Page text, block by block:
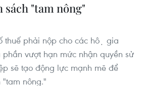
"tam nông"
thuế phải nộp cho các hộ gia
vượt hạn mức nhận quyền sử
sẽ tạo động lực mạnh mẽ để
"tam nông."